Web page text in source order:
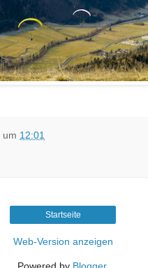
um 12:01
Startseite
Web-Version anzeigen
Powered by Blogger.